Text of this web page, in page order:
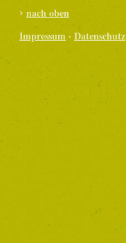
nach oben
Impressum· Datenschutz